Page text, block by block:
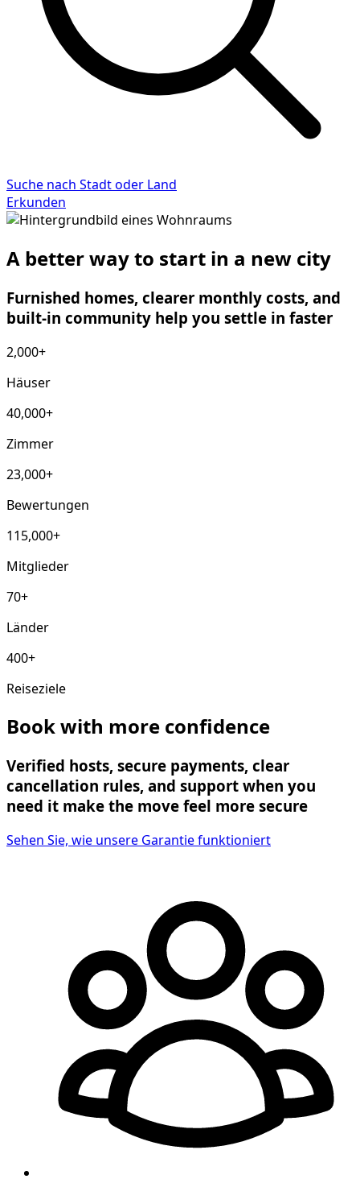
Suche nach Stadt oder Land
Erkunden
A better way to start in a new city
Furnished homes, clearer monthly costs, and
built-in community help you settle in faster
2,000+
Häuser
40,000+
Zimmer
23,000+
Bewertungen
115,000+
Mitglieder
70+
Länder
400+
Reiseziele
Book with more confidence
Verified hosts, secure payments, clear
cancellation rules, and support when you
need it make the move feel more secure
Sehen Sie, wie unsere Garantie funktioniert